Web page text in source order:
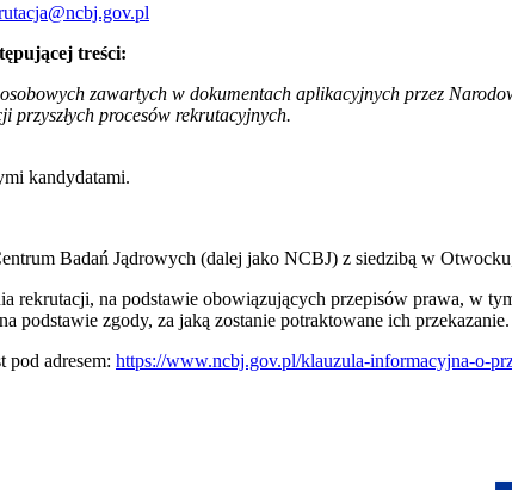
treści:
zawartych w dokumentach aplikacyjnych przez
przyszłych procesów rekrutacyjnych.
kandydatami.
Badań Jądrowych (dalej jako NCBJ) z siedzibą w
rekrutacji, na podstawie obowiązujących przepisów prawa, w
podstawie zgody, za jaką zostanie potraktowane ich przekazanie.
pod adresem: https://www.ncbj.gov.pl/klauzula-informacyjna-o-